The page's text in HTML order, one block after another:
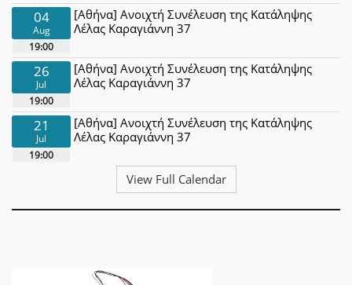
04
Aug
19:00
[Αθήνα] Ανοιχτή Συνέλευση της Κατάληψης
Λέλας Καραγιάννη 37
26
Jul
19:00
[Αθήνα] Ανοιχτή Συνέλευση της Κατάληψης
Λέλας Καραγιάννη 37
21
Jul
19:00
[Αθήνα] Ανοιχτή Συνέλευση της Κατάληψης
Λέλας Καραγιάννη 37
View Full Calendar